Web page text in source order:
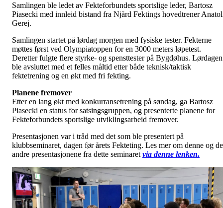
Samlingen ble ledet av Fekteforbundets sportslige leder, Bartosz
Piasecki med innleid bistand fra Njård Fektings hovedtrener
Gerej.
Samlingen startet på lørdag morgen med fysiske tester. Fekterne
møttes først ved Olympiatoppen for en 3000 meters løpetest.
Deretter fulgte flere styrke- og spensttester på Bygdøhus. Lørdagen
ble avsluttet med et felles måltid etter både teknisk/taktisk
fektetrening og en økt med fri fekting.
Planene fremover
Etter en lang økt med konkurransetrening på søndag, ga Bartosz
Piasecki en status for satsingsgruppen, og presenterte planene for
Fekteforbundets sportslige utviklingsarbeid fremover.
Presentasjonen var i tråd med det som ble presentert på
klubbseminaret, dagen før årets Fekteting. Les mer om denne og de
andre presentasjonene fra dette seminaret via denne lenken.